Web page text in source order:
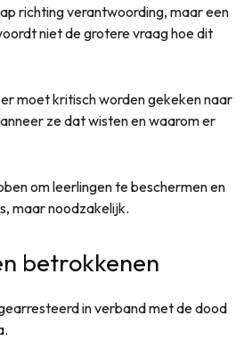
richting verantwoording, maar een
niet de grotere vraag hoe dit
moet kritisch worden gekeken naar
ze dat wisten en waarom er
om leerlingen te beschermen en
maar noodzakelijk.
betrokkenen
in verband met de dood